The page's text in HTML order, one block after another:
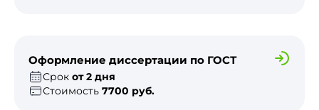
Оформление диссертации по ГОСТ
Срок от 2 дня
Стоимость 7700 руб.